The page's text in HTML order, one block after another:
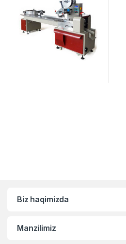
Biz haqimizda
Manzilimiz